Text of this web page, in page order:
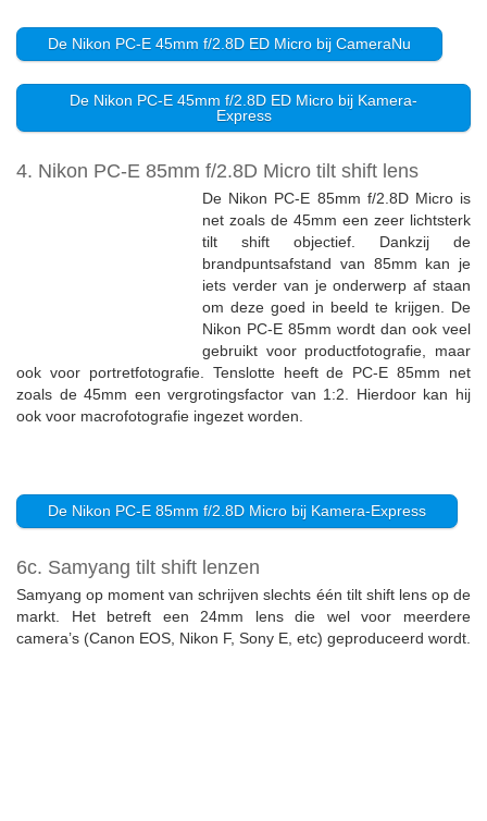
De Nikon PC-E 45mm f/2.8D ED Micro bij CameraNu
De Nikon PC-E 45mm f/2.8D ED Micro bij Kamera-
Express
4. Nikon PC-E 85mm f/2.8D Micro tilt shift lens
De Nikon PC-E 85mm f/2.8D Micro is
net zoals de 45mm een zeer lichtsterk
tilt shift objectief. Dankzij de
brandpuntsafstand van 85mm kan je
iets verder van je onderwerp af staan
om deze goed in beeld te krijgen. De
Nikon PC-E 85mm wordt dan ook veel
gebruikt voor productfotografie, maar
ook voor portretfotografie. Tenslotte heeft de PC-E 85mm net
zoals de 45mm een vergrotingsfactor van 1:2. Hierdoor kan hij
ook voor macrofotografie ingezet worden.
De Nikon PC-E 85mm f/2.8D Micro bij Kamera-Express
6c. Samyang tilt shift lenzen
Samyang op moment van schrijven slechts één tilt shift lens op de
markt. Het betreft een 24mm lens die wel voor meerdere
camera’s (Canon EOS, Nikon F, Sony E, etc) geproduceerd wordt.